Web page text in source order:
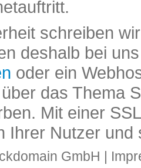
schreiben
deshalb bei
oder ein
das Thema
Mit einer
Ihrer Nutzer und
GmbH |